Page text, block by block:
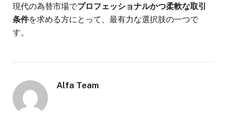
現代の為替市場でプロフェッショナルかつ柔軟な取引
条件を求める方にとって、最有力な選択肢の一つで
す。
Alfa Team